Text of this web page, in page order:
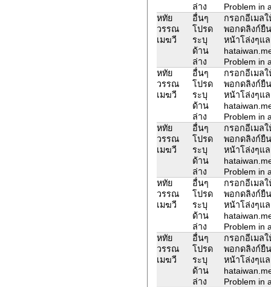
ล่าง
Problem in
หทัย
วรรณ
เมฆวี
อื่นๆ
โปรด
ระบุ
ด้าน
ล่าง
กรอกอีเมล
พอกดลิงก์ยื
หน้าโล่งๆแ
Problem in
หทัย
วรรณ
เมฆวี
อื่นๆ
โปรด
ระบุ
ด้าน
ล่าง
กรอกอีเมล
พอกดลิงก์ยื
หน้าโล่งๆแ
Problem in
หทัย
วรรณ
เมฆวี
อื่นๆ
โปรด
ระบุ
ด้าน
ล่าง
กรอกอีเมล
พอกดลิงก์ยื
หน้าโล่งๆแ
Problem in
หทัย
วรรณ
เมฆวี
อื่นๆ
โปรด
ระบุ
ด้าน
ล่าง
กรอกอีเมล
พอกดลิงก์ยื
หน้าโล่งๆแ
Problem in
หทัย
วรรณ
เมฆวี
อื่นๆ
โปรด
ระบุ
ด้าน
ล่าง
กรอกอีเมล
พอกดลิงก์ยื
หน้าโล่งๆแ
Problem in